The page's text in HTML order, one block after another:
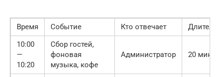
Время Событие Кто отвечает
10:00
—
10:20
Сбор гостей,
фоновая
музыка, кофе
Администратор 20 мин